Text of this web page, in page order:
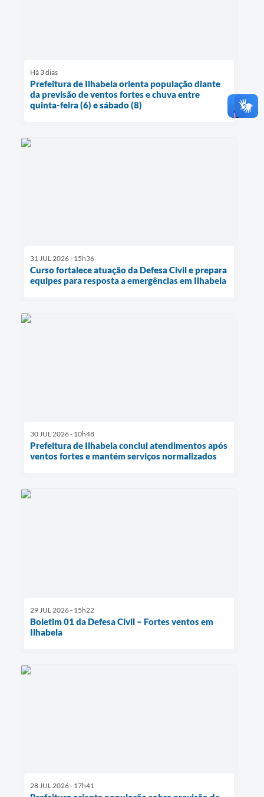
Há 3 dias
Prefeitura de Ilhabela orienta população diante
da previsão de ventos fortes e chuva entre
quinta-feira (6) e sábado (8)
31 JUL 2026 - 15h36
Curso fortalece atuação da Defesa Civil e prepara
equipes para resposta a emergências em Ilhabela
30 JUL 2026 - 10h48
Prefeitura de Ilhabela conclui atendimentos após
ventos fortes e mantém serviços normalizados
29 JUL 2026 - 15h22
Boletim 01 da Defesa Civil – Fortes ventos em
Ilhabela
28 JUL 2026 - 17h41